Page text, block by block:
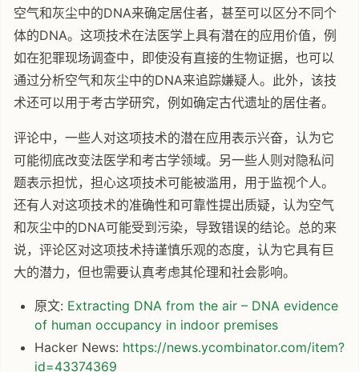
空气和灰尘中的DNA来确定居住者，甚至可以区分不同个
体的DNA。这项技术在法医学上具有潜在的应用价值，例
如在犯罪现场调查中，即使没有直接的生物证据，也可以
通过分析空气和灰尘中的DNA来追踪嫌疑人。此外，该技
术还可以用于考古学研究，例如确定古代遗址的居住者。
评论中，一些人对这项技术的潜在应用表示兴奋，认为它
可能彻底改变法医学和考古学领域。另一些人则对隐私问
题表示担忧，担心这项技术可能被滥用，用于监视个人。
还有人对这项技术的准确性和可靠性提出质疑，认为空气
和灰尘中的DNA可能受到污染，导致错误的结论。总的来
说，评论区对这项技术持谨慎乐观的态度，认为它具有巨
大的潜力，但也需要认真考虑其伦理和社会影响。
原文: Extracting DNA from the air – DNA evidence
of human occupancy in indoor premises
Hacker News: https://news.ycombinator.com/item?
id=43374369